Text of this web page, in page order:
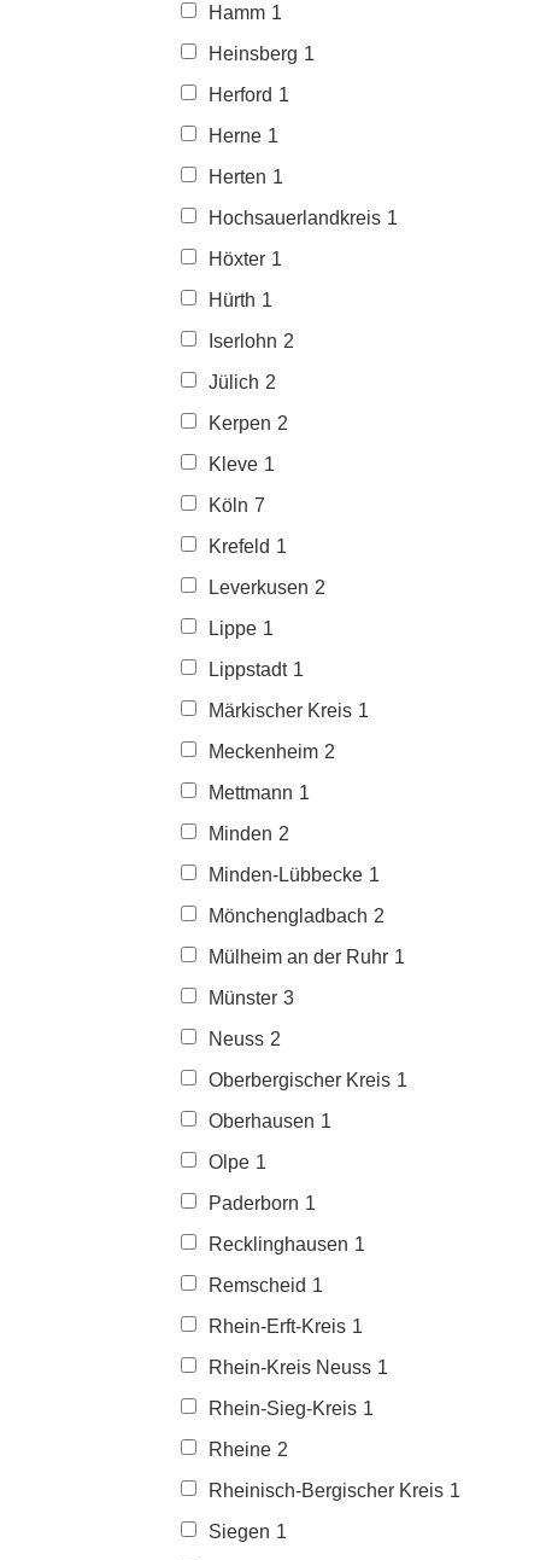
Hamm 1
Heinsberg 1
Herford 1
Herne 1
Herten 1
Hochsauerlandkreis 1
Höxter 1
Hürth 1
Iserlohn 2
Jülich 2
Kerpen 2
Kleve 1
Köln 7
Krefeld 1
Leverkusen 2
Lippe 1
Lippstadt 1
Märkischer Kreis 1
Meckenheim 2
Mettmann 1
Minden 2
Minden-Lübbecke 1
Mönchengladbach 2
Mülheim an der Ruhr 1
Münster 3
Neuss 2
Oberbergischer Kreis 1
Oberhausen 1
Olpe 1
Paderborn 1
Recklinghausen 1
Remscheid 1
Rhein-Erft-Kreis 1
Rhein-Kreis Neuss 1
Rhein-Sieg-Kreis 1
Rheine 2
Rheinisch-Bergischer Kreis 1
Siegen 1